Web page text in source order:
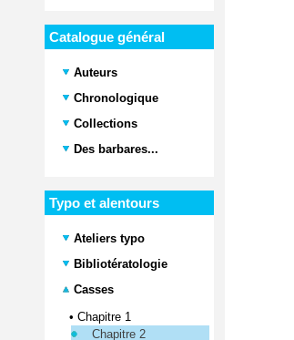
Catalogue général
Auteurs
Chronologique
Collections
Des barbares...
Typo et alentours
Ateliers typo
Bibliotératologie
Casses
• Chapitre 1
Chapitre 2